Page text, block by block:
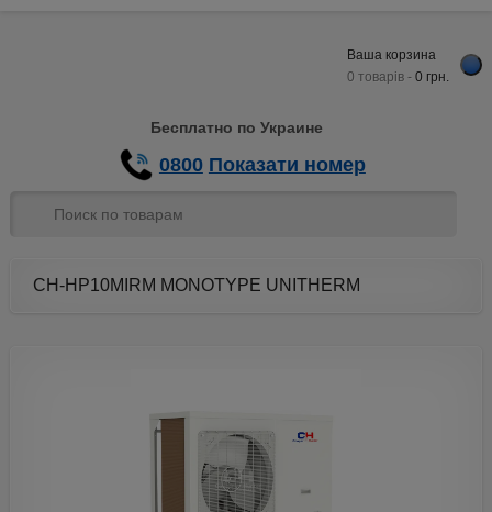
Ваша корзина
0 товарів -0 грн.
Бесплатно по Украине
0800 Показати номер
CH-HP10MIRM MONOTYPE UNITHERM